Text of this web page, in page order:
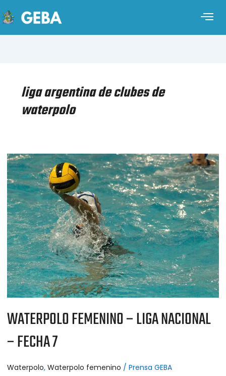
liga argentina de clubes de
waterpolo
WATERPOLO FEMENINO – LIGA NACIONAL
– FECHA 7
Waterpolo, Waterpolo femenino / Prensa GEBA
WATERPOLO
FEMENINO
–
LIGA
NACIONAL
–
FECHA
7